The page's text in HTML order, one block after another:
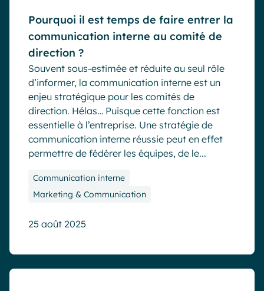
Pourquoi il est temps de faire entrer la
communication interne au comité de
direction ?
Souvent sous-estimée et réduite au seul rôle
d’informer, la communication interne est un
enjeu stratégique pour les comités de
direction. Hélas… Puisque cette fonction est
essentielle à l’entreprise. Une stratégie de
communication interne réussie peut en effet
permettre de fédérer les équipes, de le...
Communication interne
Marketing & Communication
25 août 2025